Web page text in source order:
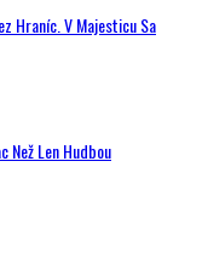
Hraníc. V Majesticu Sa
Než Len Hudbou